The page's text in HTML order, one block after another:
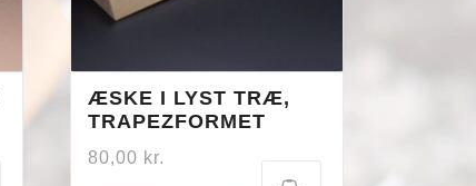
ÆSKE I LYST TRÆ,
TRAPEZFORMET
80,00 kr.